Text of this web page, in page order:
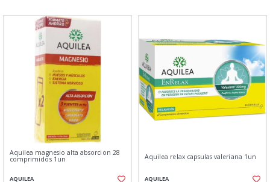
Aquilea magnesio alta absorcion 28
comprimidos 1un
AQUILEA
Aquilea relax capsulas valeriana 1un
AQUILEA